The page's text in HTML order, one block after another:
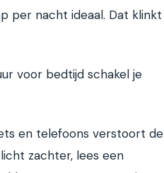
per nacht ideaal. Dat klinkt
voor bedtijd schakel je
en telefoons verstoort de
zachter, lees een